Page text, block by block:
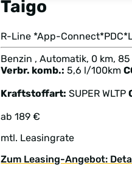
Taigo
R-Line *App-
Benzin , Automatik, 0 km, 85
Verbr. komb.: 5,6 l/100km
Kraftstoffart: SUPER WLTP
ab 189 €
mtl. Leasingrate
Zum Leasing-Angebot: